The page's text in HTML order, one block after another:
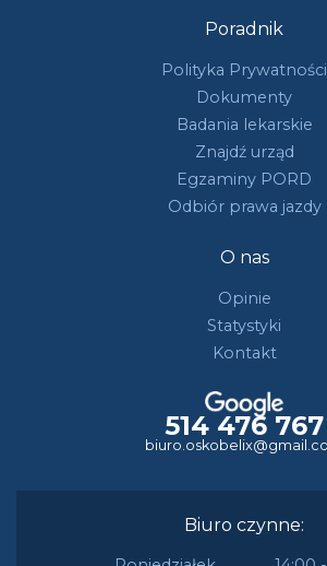
Poradnik
Polityka Prywatności
Dokumenty
Badania lekarskie
Znajdź urząd
Egzaminy PORD
Odbiór prawa jazdy
O nas
Opinie
Statystyki
Kontakt
514 476 767
Biuro czynne: